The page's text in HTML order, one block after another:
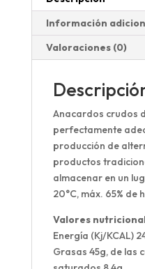
Información
Valoraciones (0)
Anacardos crudos
perfectamente
producción de
productos
almacenar en un
20°C, máx. 65% de
Valores
Energía (Kj/KCAL)
Grasas 45g, de las